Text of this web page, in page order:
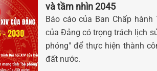
và tầm nhìn 2045
Báo cáo của Ban Chấp
của Đảng có trọng trách lịch
phóng" để thực hiện thành
đất nước.